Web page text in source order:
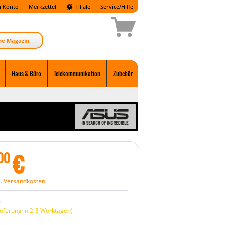
Konto Merkzettel Filiale Service/Hilfe
Magazin
Haus & Büro Telekommunikation Zubehör
€
Versandkosten
in 2-3 Werktagen)